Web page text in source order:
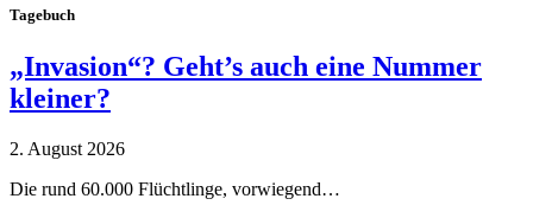
Tagebuch
„Invasion“? Geht’s auch eine Nummer
kleiner?
2. August 2026
Die rund 60.000 Flüchtlinge, vorwiegend…